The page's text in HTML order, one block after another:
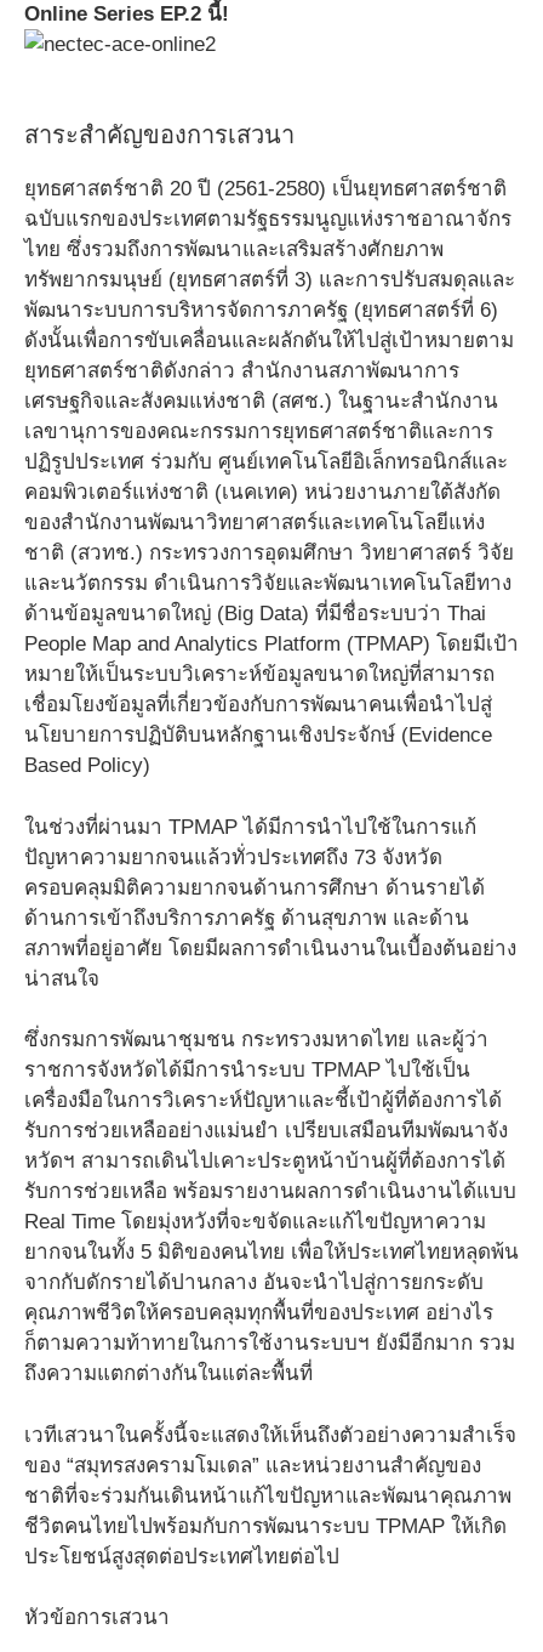
Online Series EP.2 นี้!
สาระสำคัญของการเสวนา
ยุทธศาสตร์ชาติ 20 ปี (2561-2580) เป็นยุทธศาสตร์ชาติ
ฉบับแรกของประเทศตามรัฐธรรมนูญแห่งราชอาณาจักร
ไทย ซึ่งรวมถึงการพัฒนาและเสริมสร้างศักยภาพ
ทรัพยากรมนุษย์ (ยุทธศาสตร์ที่ 3) และการปรับสมดุลและ
พัฒนาระบบการบริหารจัดการภาครัฐ (ยุทธศาสตร์ที่ 6)
ดังนั้นเพื่อการขับเคลื่อนและผลักดันให้ไปสู่เป้าหมายตาม
ยุทธศาสตร์ชาติดังกล่าว สำนักงานสภาพัฒนาการ
เศรษฐกิจและสังคมแห่งชาติ (สศช.) ในฐานะสำนักงาน
เลขานุการของคณะกรรมการยุทธศาสตร์ชาติและการ
ปฏิรูปประเทศ ร่วมกับ ศูนย์เทคโนโลยีอิเล็กทรอนิกส์และ
คอมพิวเตอร์แห่งชาติ (เนคเทค) หน่วยงานภายใต้สังกัด
ของสำนักงานพัฒนาวิทยาศาสตร์และเทคโนโลยีแห่ง
ชาติ (สวทช.) กระทรวงการอุดมศึกษา วิทยาศาสตร์ วิจัย
และนวัตกรรม ดำเนินการวิจัยและพัฒนาเทคโนโลยีทาง
ด้านข้อมูลขนาดใหญ่ (Big Data) ที่มีชื่อระบบว่า Thai
People Map and Analytics Platform (TPMAP) โดยมีเป้า
หมายให้เป็นระบบวิเคราะห์ข้อมูลขนาดใหญ่ที่สามารถ
เชื่อมโยงข้อมูลที่เกี่ยวข้องกับการพัฒนาคนเพื่อนำไปสู่
นโยบายการปฏิบัติบนหลักฐานเชิงประจักษ์ (Evidence
Based Policy)
ในช่วงที่ผ่านมา TPMAP ได้มีการนำไปใช้ในการแก้
ปัญหาความยากจนแล้วทั่วประเทศถึง 73 จังหวัด
ครอบคลุมมิติความยากจนด้านการศึกษา ด้านรายได้
ด้านการเข้าถึงบริการภาครัฐ ด้านสุขภาพ และด้าน
สภาพที่อยู่อาศัย โดยมีผลการดำเนินงานในเบื้องต้นอย่าง
น่าสนใจ
ซึ่งกรมการพัฒนาชุมชน กระทรวงมหาดไทย และผู้ว่า
ราชการจังหวัดได้มีการนำระบบ TPMAP ไปใช้เป็น
เครื่องมือในการวิเคราะห์ปัญหาและชี้เป้าผู้ที่ต้องการได้
รับการช่วยเหลืออย่างแม่นยำ เปรียบเสมือนทีมพัฒนาจัง
หวัดฯ สามารถเดินไปเคาะประตูหน้าบ้านผู้ที่ต้องการได้
รับการช่วยเหลือ พร้อมรายงานผลการดำเนินงานได้แบบ
Real Time โดยมุ่งหวังที่จะขจัดและแก้ไขปัญหาความ
ยากจนในทั้ง 5 มิติของคนไทย เพื่อให้ประเทศไทยหลุดพ้น
จากกับดักรายได้ปานกลาง อันจะนำไปสู่การยกระดับ
คุณภาพชีวิตให้ครอบคลุมทุกพื้นที่ของประเทศ อย่างไร
ก็ตามความท้าทายในการใช้งานระบบฯ ยังมีอีกมาก รวม
ถึงความแตกต่างกันในแต่ละพื้นที่
เวทีเสวนาในครั้งนี้จะแสดงให้เห็นถึงตัวอย่างความสำเร็จ
ของ “สมุทรสงครามโมเดล” และหน่วยงานสำคัญของ
ชาติที่จะร่วมกันเดินหน้าแก้ไขปัญหาและพัฒนาคุณภาพ
ชีวิตคนไทยไปพร้อมกับการพัฒนาระบบ TPMAP ให้เกิด
ประโยชน์สูงสุดต่อประเทศไทยต่อไป
หัวข้อการเสวนา